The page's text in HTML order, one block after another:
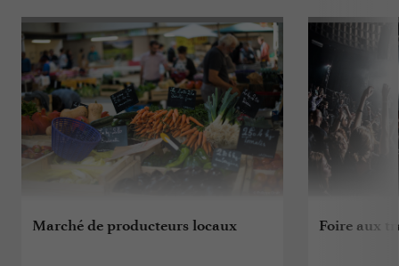
Marché de producteurs locaux Foire aux